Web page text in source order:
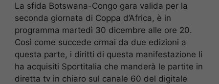
La sfida Botswana-Congo gara valida per la
seconda giornata di Coppa d’Africa, è in
programma martedì 30 dicembre alle ore 20.
Così come succede ormai da due edizioni a
questa parte, i diritti di questa manifestazione li
ha acquisiti Sportitalia che manderà le partite in
diretta tv in chiaro sul canale 60 del digitale